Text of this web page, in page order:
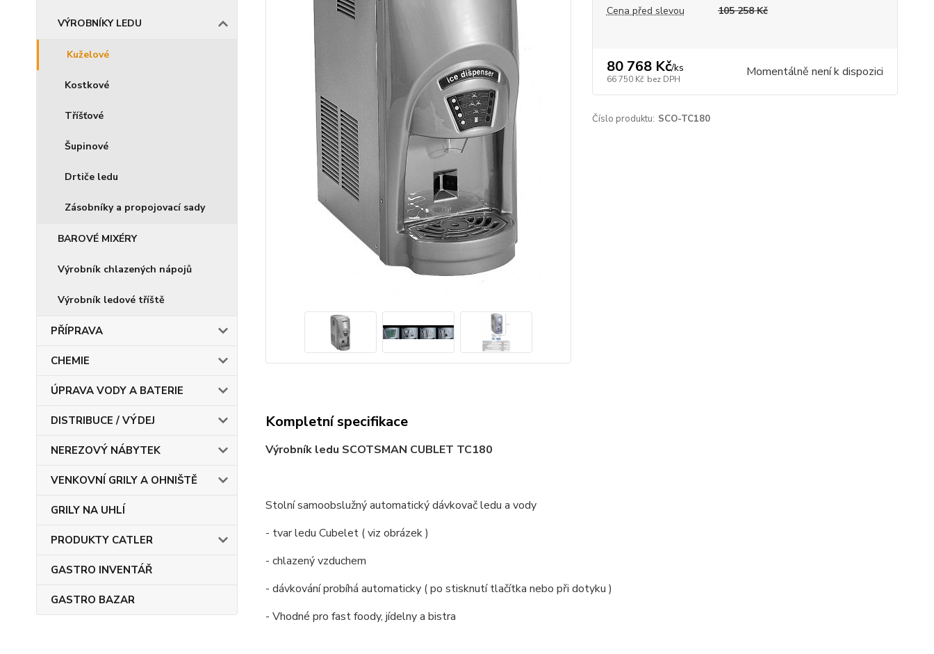
VÝROBNÍKY LEDU
Kuželové
Kostkové
Tříšťové
Šupinové
Drtiče ledu
Zásobníky a propojovací sady
BAROVÉ MIXÉRY
Výrobník chlazených nápojů
Výrobník ledové tříště
PŘÍPRAVA
CHEMIE
ÚPRAVA VODY A BATERIE
DISTRIBUCE / VÝDEJ
NEREZOVÝ NÁBYTEK
VENKOVNÍ GRILY A OHNIŠTĚ
GRILY NA UHLÍ
PRODUKTY CATLER
GASTRO INVENTÁŘ
GASTRO BAZAR
Cena před slevou
105 258 Kč
80 768 Kč/ks
66 750 Kč bez DPH Momentálně není k dispozici
Číslo produktu: SCO-TC180
Kompletní specifikace
Výrobník ledu SCOTSMAN CUBLET TC180
Stolní samoobslužný automatický dávkovač ledu a vody
- tvar ledu Cubelet ( viz obrázek )
- chlazený vzduchem
- dávkování probíhá automaticky ( po stisknutí tlačítka nebo při dotyku )
- Vhodné pro fast foody, jídelny a bistra